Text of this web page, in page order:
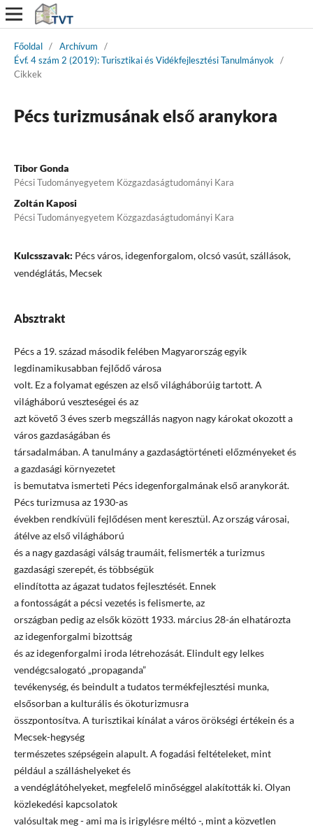
Főoldal / Archívum
/
Évf. 4 szám 2 (2019): Turisztikai és Vidékfejlesztési Tanulmányok /
Cikkek
Pécs turizmusának első aranykora
Tibor Gonda
Pécsi Tudományegyetem Közgazdaságtudományi Kara
Zoltán Kaposi
Pécsi Tudományegyetem Közgazdaságtudományi Kara
Kulcsszavak: Pécs város, idegenforgalom, olcsó vasút, szállások,
vendéglátás, Mecsek
Absztrakt
Pécs a 19. század második felében Magyarország egyik
legdinamikusabban fejlődő városa
volt. Ez a folyamat egészen az első világháborúig tartott. A
világháború veszteségei és az
azt követő 3 éves szerb megszállás nagyon nagy károkat okozott a
város gazdaságában és
társadalmában. A tanulmány a gazdaságtörténeti előzményeket és
a gazdasági környezetet
is bemutatva ismerteti Pécs idegenforgalmának első aranykorát.
Pécs turizmusa az 1930-as
években rendkívüli fejlődésen ment keresztül. Az ország városai,
átélve az első világháború
és a nagy gazdasági válság traumáit, felismerték a turizmus
gazdasági szerepét, és többségük
elindította az ágazat tudatos fejlesztését. Ennek
a fontosságát a pécsi vezetés is felismerte, az
országban pedig az elsők között 1933. március 28-án elhatározta
az idegenforgalmi bizottság
és az idegenforgalmi iroda létrehozását. Elindult egy lelkes
vendégcsalogató „propaganda”
tevékenység, és beindult a tudatos termékfejlesztési munka,
elsősorban a kulturális és ökoturizmusra
összpontosítva. A turisztikai kínálat a város örökségi értékein és a
Mecsek-hegység
természetes szépségein alapult. A fogadási feltételeket, mint
például a szálláshelyeket és
a vendéglátóhelyeket, megfelelő minőséggel alakították ki. Olyan
közlekedési kapcsolatok
valósultak meg - ami ma is irigylésre méltó -, mint a közvetlen